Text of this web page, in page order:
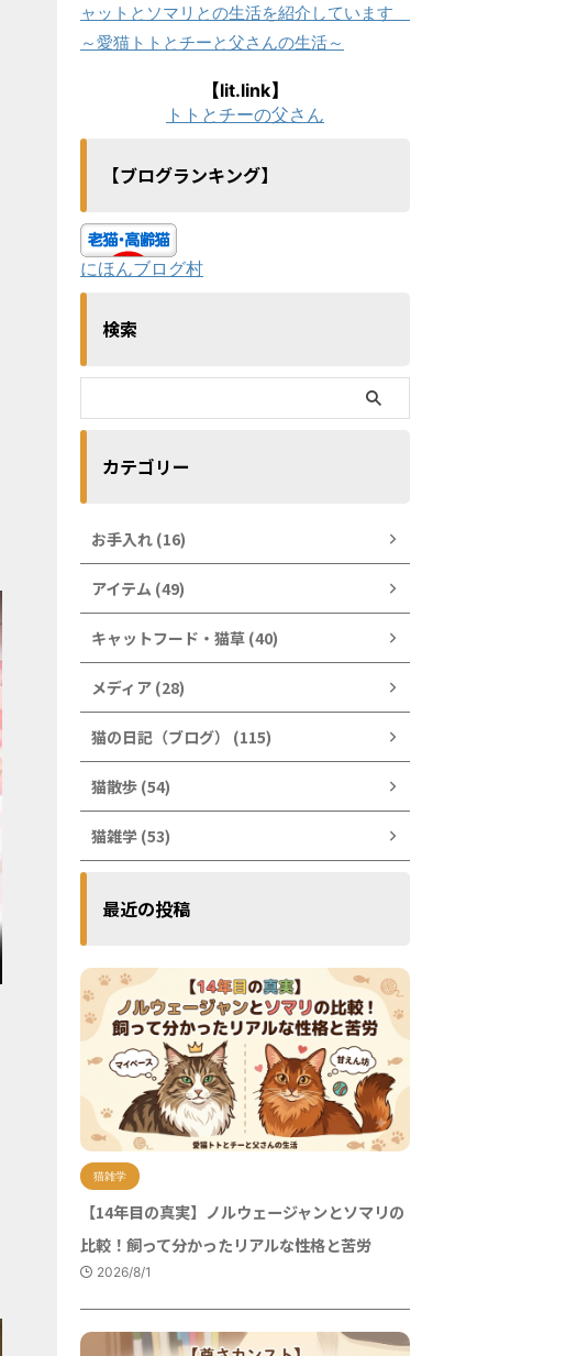
ャットとソマリとの生活を紹介しています
～愛猫トトとチーと父さんの生活～
【lit.link】
トトとチーの父さん
【ブログランキング】
にほんブログ村
検索
カテゴリー
お手入れ (16)
アイテム (49)
キャットフード・猫草 (40)
メディア (28)
猫の日記（ブログ） (115)
猫散歩 (54)
猫雑学 (53)
最近の投稿
猫雑学
【14年目の真実】ノルウェージャンとソマリの
比較！飼って分かったリアルな性格と苦労
2026/8/1